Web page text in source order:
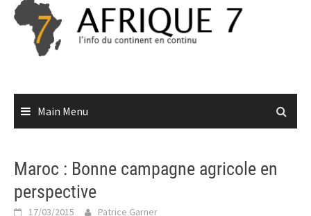
Skip
content
Main Menu
Maroc : Bonne campagne agricole en
perspective
17/03/2015 Patrice Garner